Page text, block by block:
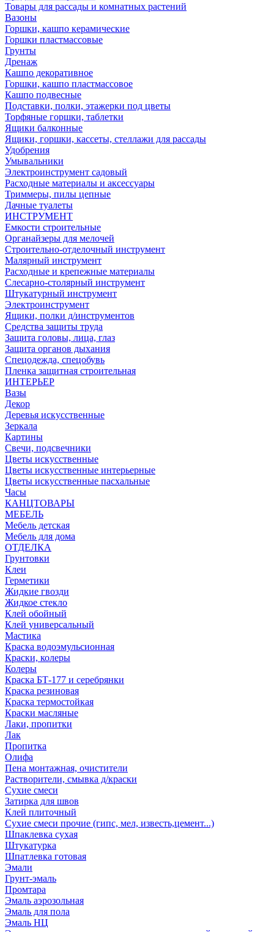
Товары для рассады и комнатных растений
Вазоны
Горшки, кашпо керамические
Горшки пластмассовые
Грунты
Дренаж
Кашпо декоративное
Горшки, кашпо пластмассовое
Кашпо подвесные
Подставки, полки, этажерки под цветы
Торфяные горшки, таблетки
Ящики балконные
Ящики, горшки, кассеты, стеллажи для рассады
Удобрения
Умывальники
Электроинструмент садовый
Расходные материалы и аксессуары
Триммеры, пилы цепные
Дачные туалеты
ИНСТРУМЕНТ
Емкости строительные
Органайзеры для мелочей
Строительно-отделочный инструмент
Малярный инструмент
Расходные и крепежные материалы
Слесарно-столярный инструмент
Штукатурный инструмент
Электроинструмент
Ящики, полки д/инструментов
Средства защиты труда
Защита головы, лица, глаз
Защита органов дыхания
Спецодежда, спецобувь
Пленка защитная строительная
ИНТЕРЬЕР
Вазы
Декор
Деревья искусственные
Зеркала
Картины
Свечи, подсвечники
Цветы искусственные
Цветы искусственные интерьерные
Цветы искусственные пасхальные
Часы
КАНЦТОВАРЫ
МЕБЕЛЬ
Мебель детская
Мебель для дома
ОТДЕЛКА
Грунтовки
Клеи
Герметики
Жидкие гвозди
Жидкое стекло
Клей обойный
Клей универсальный
Мастика
Краска водоэмульсионная
Краски, колеры
Колеры
Краска БТ-177 и серебрянки
Краска резиновая
Краска термостойкая
Краски масляные
Лаки, пропитки
Лак
Пропитка
Олифа
Пена монтажная, очистители
Растворители, смывка д/краски
Сухие смеси
Затирка для швов
Клей плиточный
Сухие смеси прочие (гипс, мел, известь,цемент...)
Шпаклевка сухая
Штукатурка
Шпатлевка готовая
Эмали
Грунт-эмаль
Промтара
Эмаль аэрозольная
Эмаль для пола
Эмаль НЦ